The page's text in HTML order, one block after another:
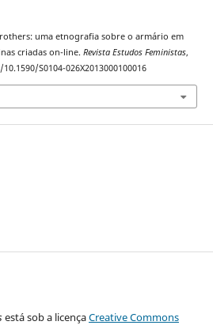
uma etnografia sobre o armário em
criadas on-line. Revista Estudos Feministas,
S0104-026X2013000100016
está sob a licençaCreative Commons